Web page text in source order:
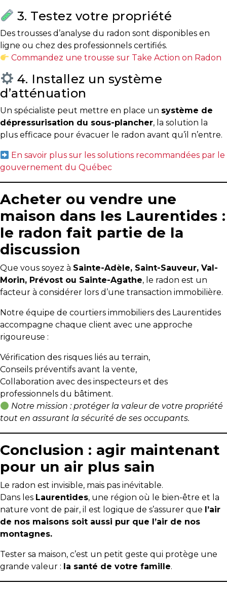
3. Testez votre propriété
Des trousses d’analyse du radon sont disponibles en
ligne ou chez des professionnels certifiés.
Commandez une trousse sur Take Action on Radon
4. Installez un système
d’atténuation
Un spécialiste peut mettre en place un système de
dépressurisation du sous-plancher, la solution la
plus efficace pour évacuer le radon avant qu’il n’entre.
En savoir plus sur les solutions recommandées par le
gouvernement du Québec
Acheter ou vendre une
maison dans les Laurentides :
le radon fait partie de la
discussion
Que vous soyez à Sainte-Adèle, Saint-Sauveur, Val-
Morin, Prévost ou Sainte-Agathe, le radon est un
facteur à considérer lors d’une transaction immobilière.
Notre équipe de courtiers immobiliers des Laurentides
accompagne chaque client avec une approche
rigoureuse :
Vérification des risques liés au terrain,
Conseils préventifs avant la vente,
Collaboration avec des inspecteurs et des
professionnels du bâtiment.
Notre mission : protéger la valeur de votre propriété
tout en assurant la sécurité de ses occupants.
Conclusion : agir maintenant
pour un air plus sain
Le radon est invisible, mais pas inévitable.
Dans les Laurentides, une région où le bien-être et la
nature vont de pair, il est logique de s’assurer que l’air
de nos maisons soit aussi pur que l’air de nos
montagnes.
Tester sa maison, c’est un petit geste qui protège une
grande valeur : la santé de votre famille.